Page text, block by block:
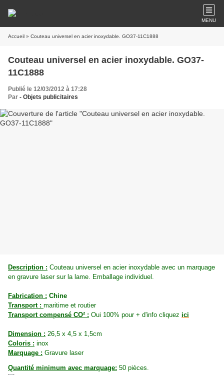
MENU
Accueil » Couteau universel en acier inoxydable. GO37-11C1888
Couteau universel en acier inoxydable. GO37-
11C1888
Publié le 12/03/2012 à 17:28
Par - Objets publicitaires
Description : Couteau universel en acier inoxydable avec un marquage
en gravure laser sur la lame. Emballage individuel.
Fabrication : Chine
Transport : maritime et routier
Transport compensé CO² : Oui 100% pour + d'info cliquez ici
Dimension : 26,5 x 4,5 x 1,5cm
Coloris : inox
Marquage : Gravure laser
Quantité minimum avec marquage: 50 pièces.